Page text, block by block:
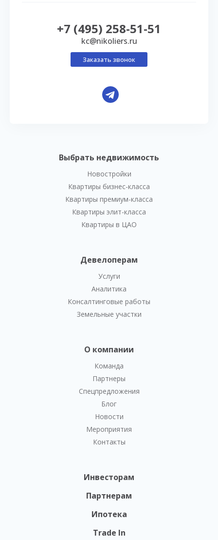
Выбрать недвижимость
Новостройки
Квартиры бизнес-класса
Квартиры премиум-класса
Квартиры элит-класса
Квартиры в ЦАО
Девелоперам
Услуги
Аналитика
Консалтинговые работы
Земельные участки
О компании
Команда
Партнеры
Спецпредложения
Блог
Новости
Мероприятия
Контакты
Инвесторам
Партнерам
Ипотека
Trade In
+7 (495) 258-51-51
kc@nikoliers.ru
Заказать звонок